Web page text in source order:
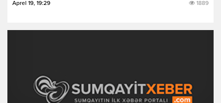
Aprel 19, 19:29 1889